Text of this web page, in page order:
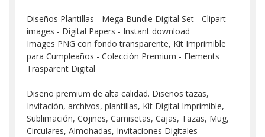
Diseños Plantillas - Mega Bundle Digital Set - Clipart
images - Digital Papers - Instant download
Images PNG con fondo transparente, Kit Imprimible
para Cumpleaños - Colección Premium - Elements
Trasparent Digital
Diseño premium de alta calidad. Diseños tazas,
Invitación, archivos, plantillas, Kit Digital Imprimible,
Sublimación, Cojines, Camisetas, Cajas, Tazas, Mug,
Circulares, Almohadas, Invitaciones Digitales